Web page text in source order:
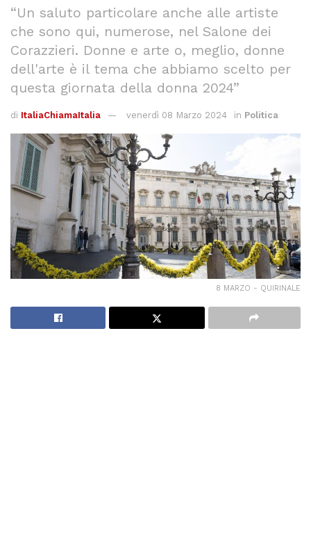
“Un saluto particolare anche alle artiste
che sono qui, numerose, nel Salone dei
Corazzieri. Donne e arte o, meglio, donne
dell'arte è il tema che abbiamo scelto per
questa giornata della donna 2024”
di ItaliaChiamaItalia venerdì 08 Marzo 2024 in Politica
8 MARZO - QUIRINALE